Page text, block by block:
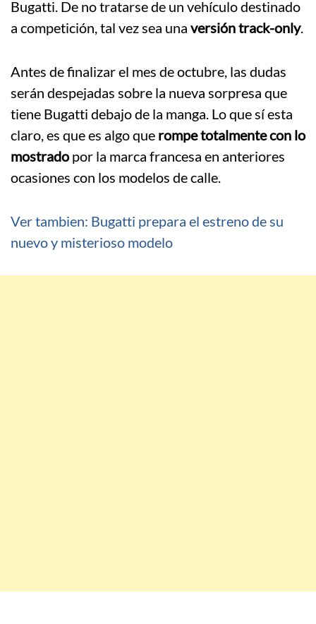
Bugatti. De no tratarse de un vehículo destinado
a competición, tal vez sea una versión track-only.
Antes de finalizar el mes de octubre, las dudas
serán despejadas sobre la nueva sorpresa que
tiene Bugatti debajo de la manga. Lo que sí esta
claro, es que es algo que rompe totalmente con lo
mostradopor la marca francesa en anteriores
ocasiones con los modelos de calle.
Ver tambien: Bugatti prepara el estreno de su
nuevo y misterioso modelo